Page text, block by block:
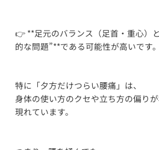
👉 **足元のバランス（足首・重心）
的な問題”**である可能性が高いです。
特に「夕方だけつらい腰痛」は、
身体の使い方のクセや立ち方の偏り
現れています。